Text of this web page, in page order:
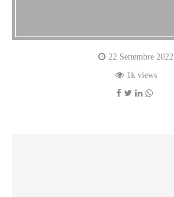
22 Settembre 2022
1k views